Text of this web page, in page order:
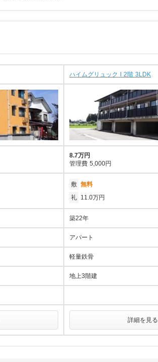
ハイムグリュック I 2階 3LDK
8.7万円
管理費 5,000円
敷 無料
礼 11.0万円
築22年
アパート
軽量鉄骨
地上3階建
詳細を見る